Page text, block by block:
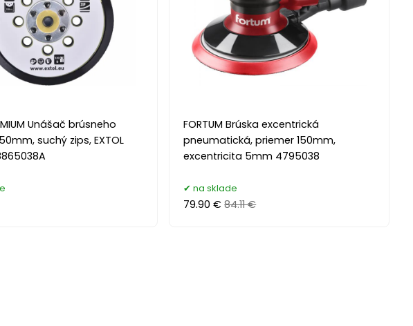
Unášač brúsneho
suchý zips, EXTOL
FORTUM Brúska excentrická
pneumatická, priemer 150mm,
excentricita 5mm 4795038
na sklade
79.90 € 84.11 €